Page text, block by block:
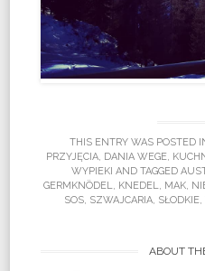
THIS ENTRY WAS POSTED
PRZYJĘCIA, DANIA WEGE,
WYPIEKI AND TAGGED
GERMKNÖDEL, KNEDEL, MAK,
SOS, SZWAJCARIA, SŁODKIE,
ABOUT